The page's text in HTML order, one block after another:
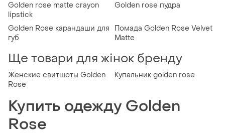
Golden rose matte crayon
lipstick
Golden rose пудра
Golden Rose карандаши для
губ
Помада Golden Rose Velvet
Matte
Ще товари для жінок бренду
Женские свитшоты Golden
Rose
Купальник golden rose
Купить одежду Golden
Rose